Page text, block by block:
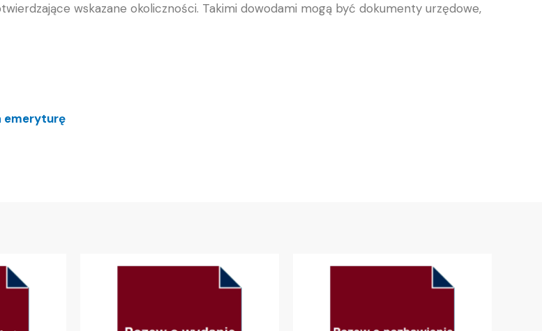
wskazane okoliczności. Takimi dowodami mogą być dokumenty urzędowe,
emeryturę